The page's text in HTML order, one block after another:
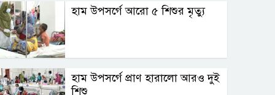
হাম উপসর্গে আরো ৫ শিশুর মৃত্যু
হাম উপসর্গে প্রাণ হারালো আরও দুই
শিশু